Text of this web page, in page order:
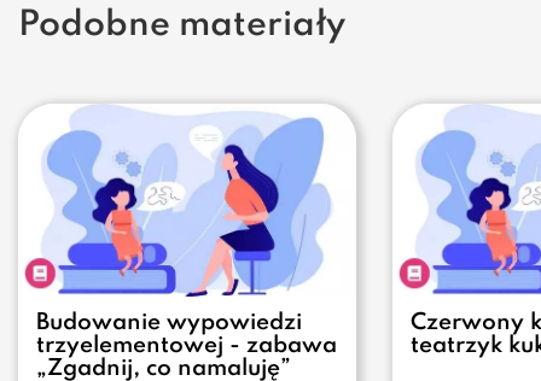
Podobne materiały
Budowanie wypowiedzi
trzyelementowej - zabawa
„Zgadnij, co namaluję”
Czerwony
teatrzyk